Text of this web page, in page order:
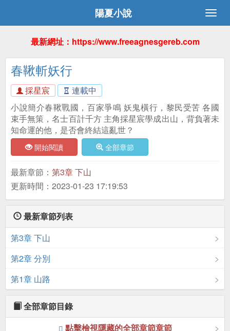
陽夏小說
最新網址：https://www.freeagnesgereb.com
春鞦斬妖行
採星宸
連載中
小說簡介春鞦戰國，百家爭鳴 妖鬼橫行，黎民受苦 各國
束手無策，名士百計千方 主角採星宸學成出山，背負著未
知命運的他，是否會終結這亂世？
開始閱讀 全部章節
最新章節： 第3章 下山
更新時間：2023-01-23 17:19:53
最新章節列表
第3章 下山
第2章 分別
第1章 山路
全部章節目錄
點擊檢視隱藏的全部章節章節